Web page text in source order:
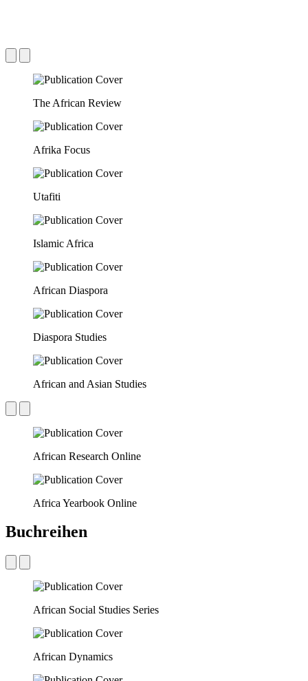
The African Review
Afrika Focus
Utafiti
Islamic Africa
African Diaspora
Diaspora Studies
African and Asian Studies
African Research Online
Africa Yearbook Online
Buchreihen
African Social Studies Series
African Dynamics